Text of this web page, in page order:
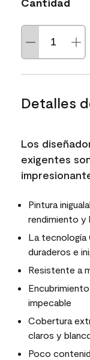
Cantidad
Detalles
Los
exigentes
Pintura
rendimiento y
La
duraderos e
Resistente a
impecable
Cobertura
claros y
Poco